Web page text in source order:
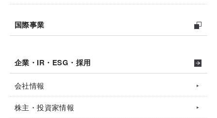
国際事業
企業・IR・ESG・採用
会社情報
株主・投資家情報